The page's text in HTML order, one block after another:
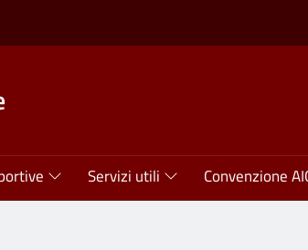
Servizi utili Convenzione